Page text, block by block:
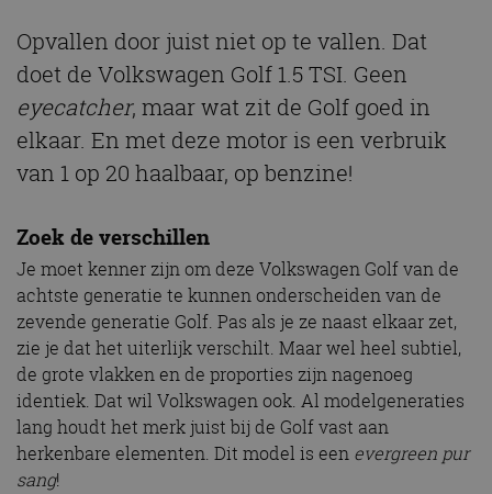
Opvallen door juist niet op te vallen. Dat
doet de Volkswagen Golf 1.5 TSI. Geen
eyecatcher, maar wat zit de Golf goed in
elkaar. En met deze motor is een verbruik
van 1 op 20 haalbaar, op benzine!
Zoek de verschillen
Je moet kenner zijn om deze Volkswagen Golf van de
achtste generatie te kunnen onderscheiden van de
zevende generatie Golf. Pas als je ze naast elkaar zet,
zie je dat het uiterlijk verschilt. Maar wel heel subtiel,
de grote vlakken en de proporties zijn nagenoeg
identiek. Dat wil Volkswagen ook. Al modelgeneraties
lang houdt het merk juist bij de Golf vast aan
herkenbare elementen. Dit model is een evergreen pur
sang!